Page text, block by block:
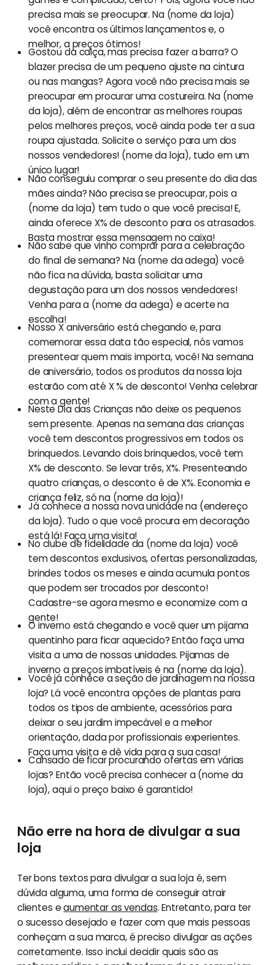
precisa mais se preocupar. Na (nome da loja)
você encontra os últimos lançamentos e, o
melhor, a preços ótimos!
Gostou da calça, mas precisa fazer a barra? O
blazer precisa de um pequeno ajuste na cintura
ou nas mangas? Agora você não precisa mais se
preocupar em procurar uma costureira. Na (nome
da loja), além de encontrar as melhores roupas
pelos melhores preços, você ainda pode ter a sua
roupa ajustada. Solicite o serviço para um dos
nossos vendedores! (nome da loja), tudo em um
único lugar!
Não conseguiu comprar o seu presente do dia das
mães ainda? Não precisa se preocupar, pois a
(nome da loja) tem tudo o que você precisa! E,
ainda oferece X% de desconto para os atrasados.
Basta mostrar essa mensagem no caixa!
Não sabe que vinho comprar para a celebração
do final de semana? Na (nome da adega) você
não fica na dúvida, basta solicitar uma
degustação para um dos nossos vendedores!
Venha para a (nome da adega) e acerte na
escolha!
Nosso X aniversário está chegando e, para
comemorar essa data tão especial, nós vamos
presentear quem mais importa, você! Na semana
de aniversário, todos os produtos da nossa loja
estarão com até X % de desconto! Venha celebrar
com a gente!
Neste Dia das Crianças não deixe os pequenos
sem presente. Apenas na semana das crianças
você tem descontos progressivos em todos os
brinquedos. Levando dois brinquedos, você tem
X% de desconto. Se levar três, X%. Presenteando
quatro crianças, o desconto é de X%. Economia e
criança feliz, só na (nome da loja)!
Já conhece a nossa nova unidade na (endereço
da loja). Tudo o que você procura em decoração
está lá! Faça uma visita!
No clube de fidelidade da (nome da loja) você
tem descontos exclusivos, ofertas personalizadas,
brindes todos os meses e ainda acumula pontos
que podem ser trocados por desconto!
Cadastre-se agora mesmo e economize com a
gente!
O inverno está chegando e você quer um pijama
quentinho para ficar aquecido? Então faça uma
visita a uma de nossas unidades. Pijamas de
inverno a preços imbatíveis é na (nome da loja).
Você já conhece a seção de jardinagem na nossa
loja? Lá você encontra opções de plantas para
todos os tipos de ambiente, acessórios para
deixar o seu jardim impecável e a melhor
orientação, dada por profissionais experientes.
Faça uma visita e dê vida para a sua casa!
Cansado de ficar procurando ofertas em várias
lojas? Então você precisa conhecer a (nome da
loja), aqui o preço baixo é garantido!
Não erre na hora de divulgar a sua
loja
Ter bons textos para divulgar a sua loja é, sem
dúvida alguma, uma forma de conseguir atrair
clientes eaumentar as vendas. Entretanto, para ter
o sucesso desejado e fazer com que mais pessoas
conheçam a sua marca, é preciso divulgar as ações
corretamente. Isso inclui decidir quais são as